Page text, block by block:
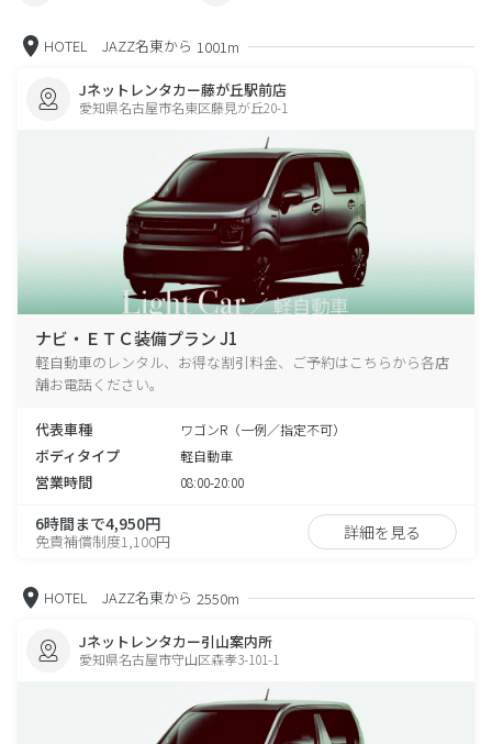
HOTEL JAZZ名東から 1001m
Jネットレンタカー藤が丘駅前店
愛知県名古屋市名東区藤見が丘20-1
ナビ・ＥＴＣ装備プラン J1
軽自動車のレンタル、お得な割引料金、ご予約はこちらから各店
舗お電話ください。
代表車種 ワゴンR（一例／指定不可）
ボディタイプ 軽自動車
営業時間 08:00-20:00
6時間まで4,950円
免責補償制度1,100円 詳細を見る
HOTEL JAZZ名東から 2550m
Jネットレンタカー引山案内所
愛知県名古屋市守山区森孝3-101-1